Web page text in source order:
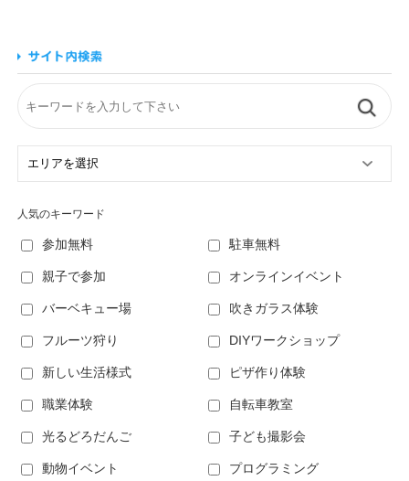
人気のキーワード
参加無料 駐車無料
親子で参加 オンラインイベント
バーベキュー場 吹きガラス体験
フルーツ狩り DIYワークショップ
新しい生活様式 ピザ作り体験
職業体験 自転車教室
光るどろだんご 子ども撮影会
動物イベント プログラミング